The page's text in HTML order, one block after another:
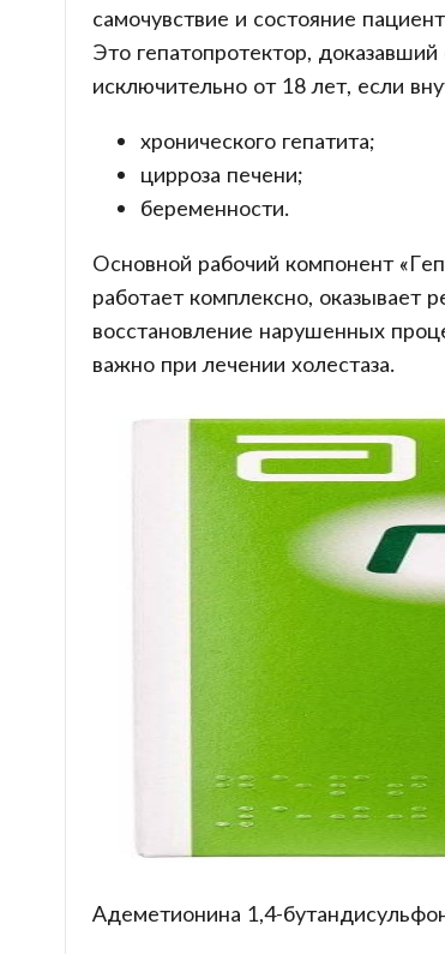
самочувствие и состояние
Это гепатопротектор,
исключительно от 18 лет, если
хронического гепатита;
цирроза печени;
беременности.
Основной рабочий компонент
работает комплексно, оказывает
восстановление нарушенных
важно при лечении холестаза.
Адеметионина 1,4-